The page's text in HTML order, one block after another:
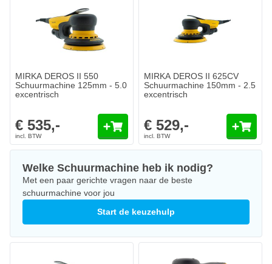
MIRKA DEROS II 550
Schuurmachine 125mm - 5.0
excentrisch
€ 535,-
MIRKA DEROS II 625CV
Schuurmachine 150mm - 2.5
excentrisch
€ 529,-
Welke Schuurmachine heb ik nodig?
Met een paar gerichte vragen naar de beste
schuurmachine voor jou
Start de keuzehulp